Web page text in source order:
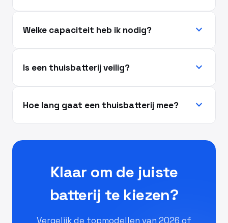
Welke capaciteit heb ik nodig? expand_more
Is een thuisbatterij veilig? expand_more
Hoe lang gaat een thuisbatterij mee? expand_more
Klaar om de juiste
batterij te kiezen?
Vergelijk de topmodellen van 2026 of